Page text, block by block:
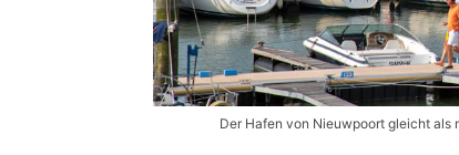
Der Hafen von Nieuwpoort gleicht